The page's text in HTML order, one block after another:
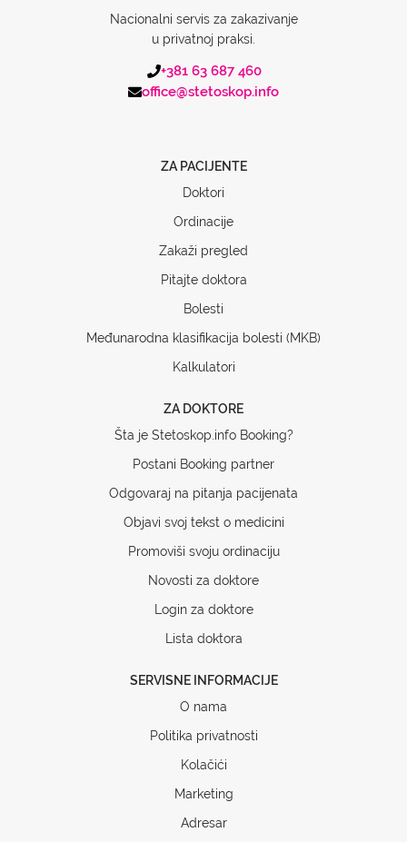
Nacionalni servis za zakazivanje
u privatnoj praksi.
+381 63 687 460
office@stetoskop.info
ZA PACIJENTE
Doktori
Ordinacije
Zakaži pregled
Pitajte doktora
Bolesti
Međunarodna klasifikacija bolesti (MKB)
Kalkulatori
ZA DOKTORE
Šta je Stetoskop.info Booking?
Postani Booking partner
Odgovaraj na pitanja pacijenata
Objavi svoj tekst o medicini
Promoviši svoju ordinaciju
Novosti za doktore
Login za doktore
Lista doktora
SERVISNE INFORMACIJE
O nama
Politika privatnosti
Kolačići
Marketing
Adresar